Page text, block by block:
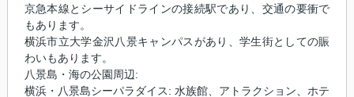
京急本線とシーサイドラインの接続駅であり、交通の要衝で
もあります。
横浜市立大学金沢八景キャンパスがあり、学生街としての賑
わいもあります。
八景島・海の公園周辺:
横浜・八景島シーパラダイス: 水族館、アトラクション、ホテ